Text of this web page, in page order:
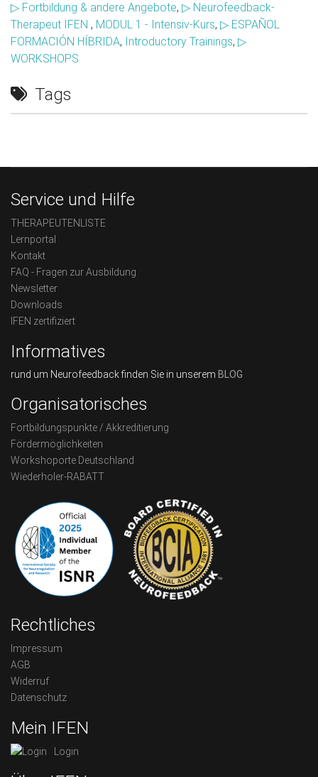
▷ Fortbildung & andere Angebote, ▷ Neurofeedback-
Therapeut IFEN , MODUL 1 - Intensiv-Kurs, ▷ ESPAÑOL
FORMACIÓN HÍBRIDA, Introductory Trainings, ▷
WORKSHOPS
Tags
Service und Hilfe
THERAPEUTENLISTE
Lernportal
Kontakt
FAQ - Fragen zur Ausbildung
Newsletter
Downloads
IFEN zertifiziert
Informatives
rund um Neurofeedback finden Sie in unserem BLOG
Organisatorisches
Fortbildungspunkte / Akkreditierung
Fördermöglichkeiten
Workshoporte Deutschland
Wiederholer-RABATT
Rechtliches
Impressum
AGB
Widerruf
Datenschutz
Mein IFEN
Login